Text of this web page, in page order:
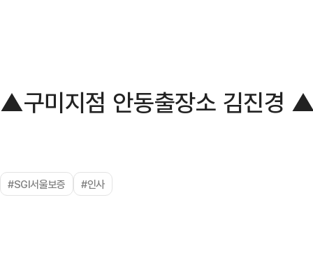
▲구미지점 안동출장소 김진경
#SGI서울보증 #인사